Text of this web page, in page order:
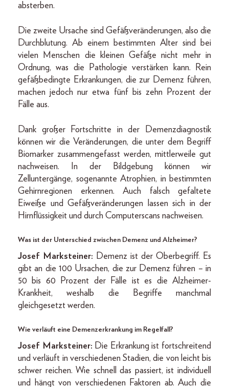
absterben.
Die zweite Ursache sind Gefäßveränderungen, also die
Durchblutung. Ab einem bestimmten Alter sind bei
vielen Menschen die kleinen Gefäße nicht mehr in
Ordnung, was die Pathologie verstärken kann. Rein
gefäßbedingte Erkrankungen, die zur Demenz führen,
machen jedoch nur etwa fünf bis zehn Prozent der
Fälle aus.
Dank großer Fortschritte in der Demenzdiagnostik
können wir die Veränderungen, die unter dem Begriff
Biomarker zusammengefasst werden, mittlerweile gut
nachweisen. In der Bildgebung können wir
Zelluntergänge, sogenannte Atrophien, in bestimmten
Gehirnregionen erkennen. Auch falsch gefaltete
Eiweiße und Gefäßveränderungen lassen sich in der
Hirnflüssigkeit und durch Computerscans nachweisen.
Was ist der Unterschied zwischen Demenz und Alzheimer?
Josef Marksteiner: Demenz ist der Oberbegriff. Es
gibt an die 100 Ursachen, die zur Demenz führen – in
50 bis 60 Prozent der Fälle ist es die Alzheimer-
Krankheit, weshalb die Begriffe manchmal
gleichgesetzt werden.
Wie verläuft eine Demenzerkrankung im Regelfall?
Josef Marksteiner: Die Erkrankung ist fortschreitend
und verläuft in verschiedenen Stadien, die von leicht bis
schwer reichen. Wie schnell das passiert, ist individuell
und hängt von verschiedenen Faktoren ab. Auch die